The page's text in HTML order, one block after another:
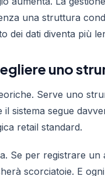
una struttura
dei dati diventa più
uno
Serve uno
sistema segue
retail standard.
Se per registrare
scorciatoie. E